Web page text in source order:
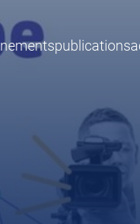
publications